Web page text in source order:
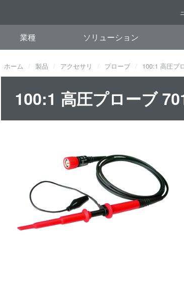
業種 ソリューション
ホーム 製品 アクセサリ プローブ 100:1 高圧プ
100:1 高圧プローブ